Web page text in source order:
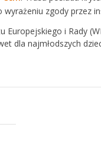
zgody przez
i Rady
dla najmłodszych